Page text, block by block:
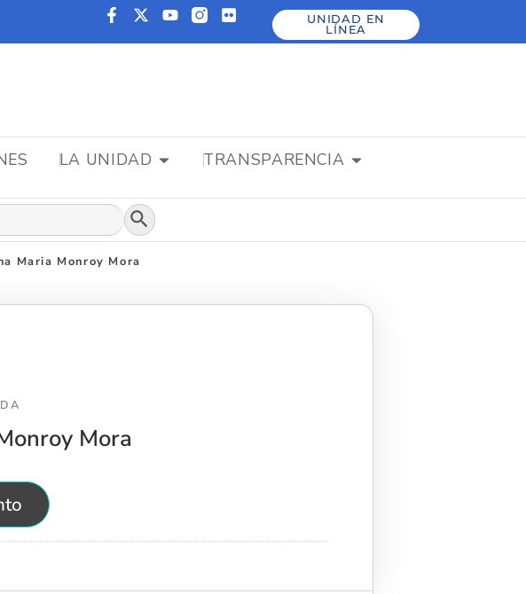
UNIDAD EN
LÍNEA
LA UNIDAD TRANSPARENCIA
Botón de búsqueda
Maria Monroy Mora
Mora